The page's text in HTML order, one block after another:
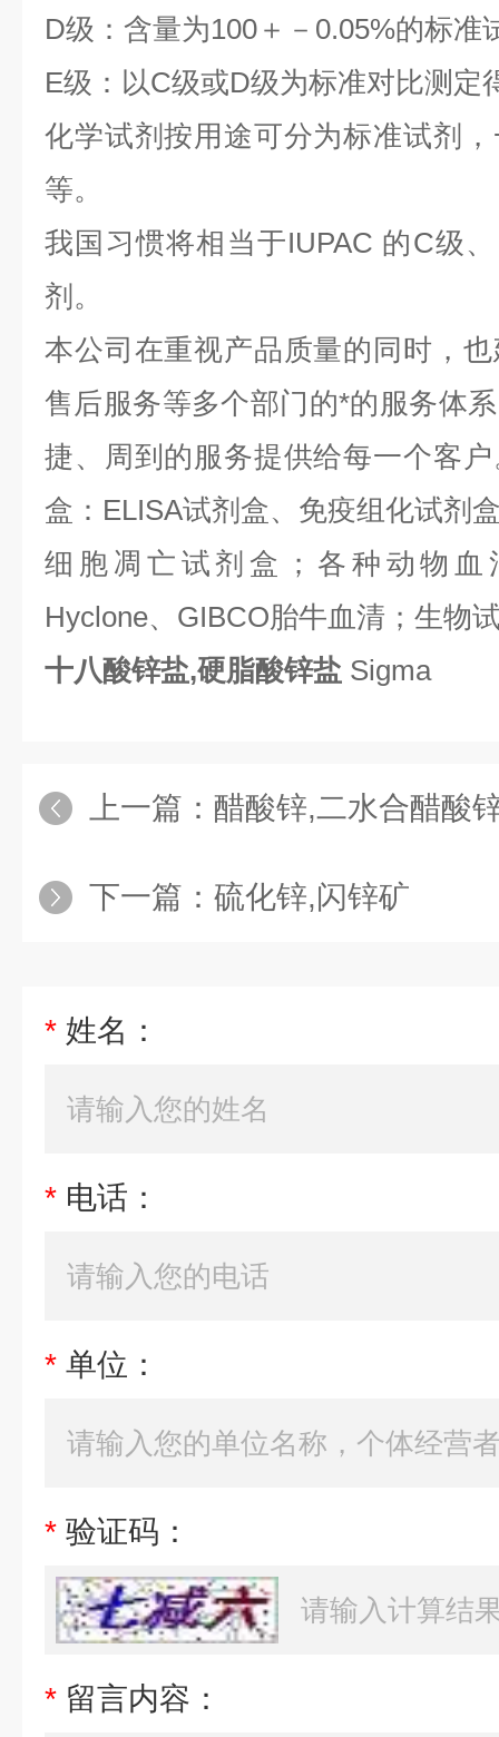
D级：含量为100＋－0.05%的标准
E级：以C级或D级为标准对比测定
化学试剂按用途可分为标准试剂
等。
我国习惯将相当于IUPAC 的C级
剂。
本公司在重视产品质量的同时，
售后服务等多个部门的*的服务体
捷、周到的服务提供给每一个客
盒：ELISA试剂盒、免疫组化试剂
细胞凋亡试剂盒；各种动物血
Hyclone、GIBCO胎牛血清；生物
十八酸锌盐,硬脂酸锌盐 Sigma
上一篇： 醋酸锌,二水合醋酸
下一篇： 硫化锌,闪锌矿
* 姓名：
* 电话：
* 单位：
* 验证码：
* 留言内容：